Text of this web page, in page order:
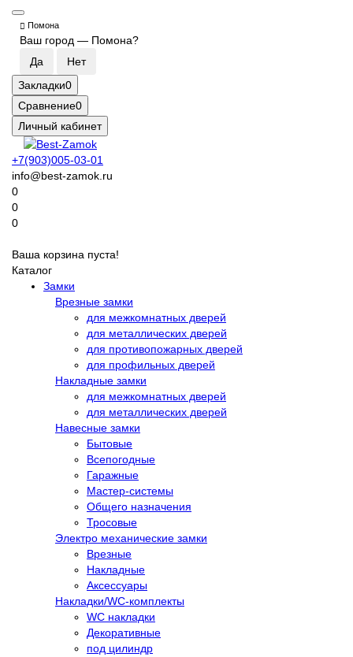
Помона
Ваш город — Помона?
Закладки0
Сравнение0
Личный кабинет
+7(903)005-03-01
info@best-zamok.ru
0
0
0
Ваша корзина пуста!
Каталог
Замки
Врезные замки
для межкомнатных дверей
для металлических дверей
для противопожарных дверей
для профильных дверей
Накладные замки
для межкомнатных дверей
для металлических дверей
Навесные замки
Бытовые
Всепогодные
Гаражные
Мастер-системы
Общего назначения
Тросовые
Электро механические замки
Врезные
Накладные
Аксессуары
Накладки/WC-комплекты
WC накладки
Декоративные
под цилиндр